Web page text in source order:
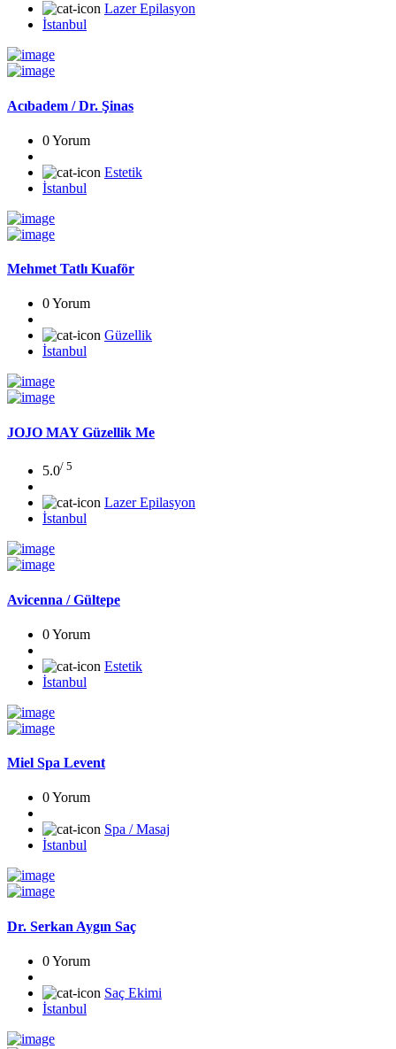
Lazer Epilasyon
İstanbul
Acıbadem / Dr. Şinas
0 Yorum
Estetik
İstanbul
Mehmet Tatlı Kuaför
0 Yorum
Güzellik
İstanbul
JOJO MAY Güzellik Me
5.0/ 5
Lazer Epilasyon
İstanbul
Avicenna / Gültepe
0 Yorum
Estetik
İstanbul
Miel Spa Levent
0 Yorum
Spa / Masaj
İstanbul
Dr. Serkan Aygın Saç
0 Yorum
Saç Ekimi
İstanbul